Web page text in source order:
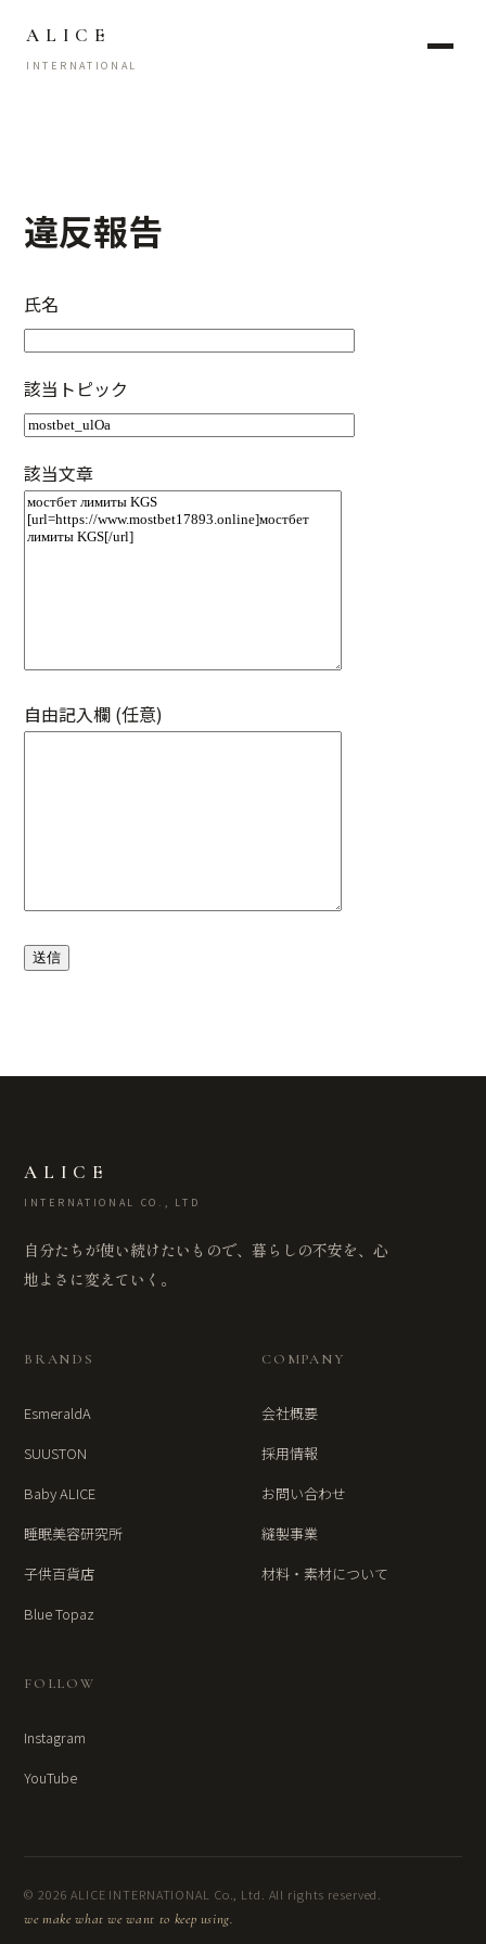
ALICE
INTERNATIONAL
違反報告
氏名
該当トピック
該当文章
自由記入欄 (任意)
ALICE
INTERNATIONAL CO., LTD
自分たちが使い続けたいもので、暮らしの不安を、心
地よさに変えていく。
BRANDS
EsmeraldA
SUUSTON
Baby ALICE
睡眠美容研究所
子供百貨店
Blue Topaz
COMPANY
会社概要
採用情報
お問い合わせ
縫製事業
材料・素材について
FOLLOW
Instagram
YouTube
© 2026 ALICE INTERNATIONAL Co., Ltd. All rights reserved.
we make what we want to keep using.